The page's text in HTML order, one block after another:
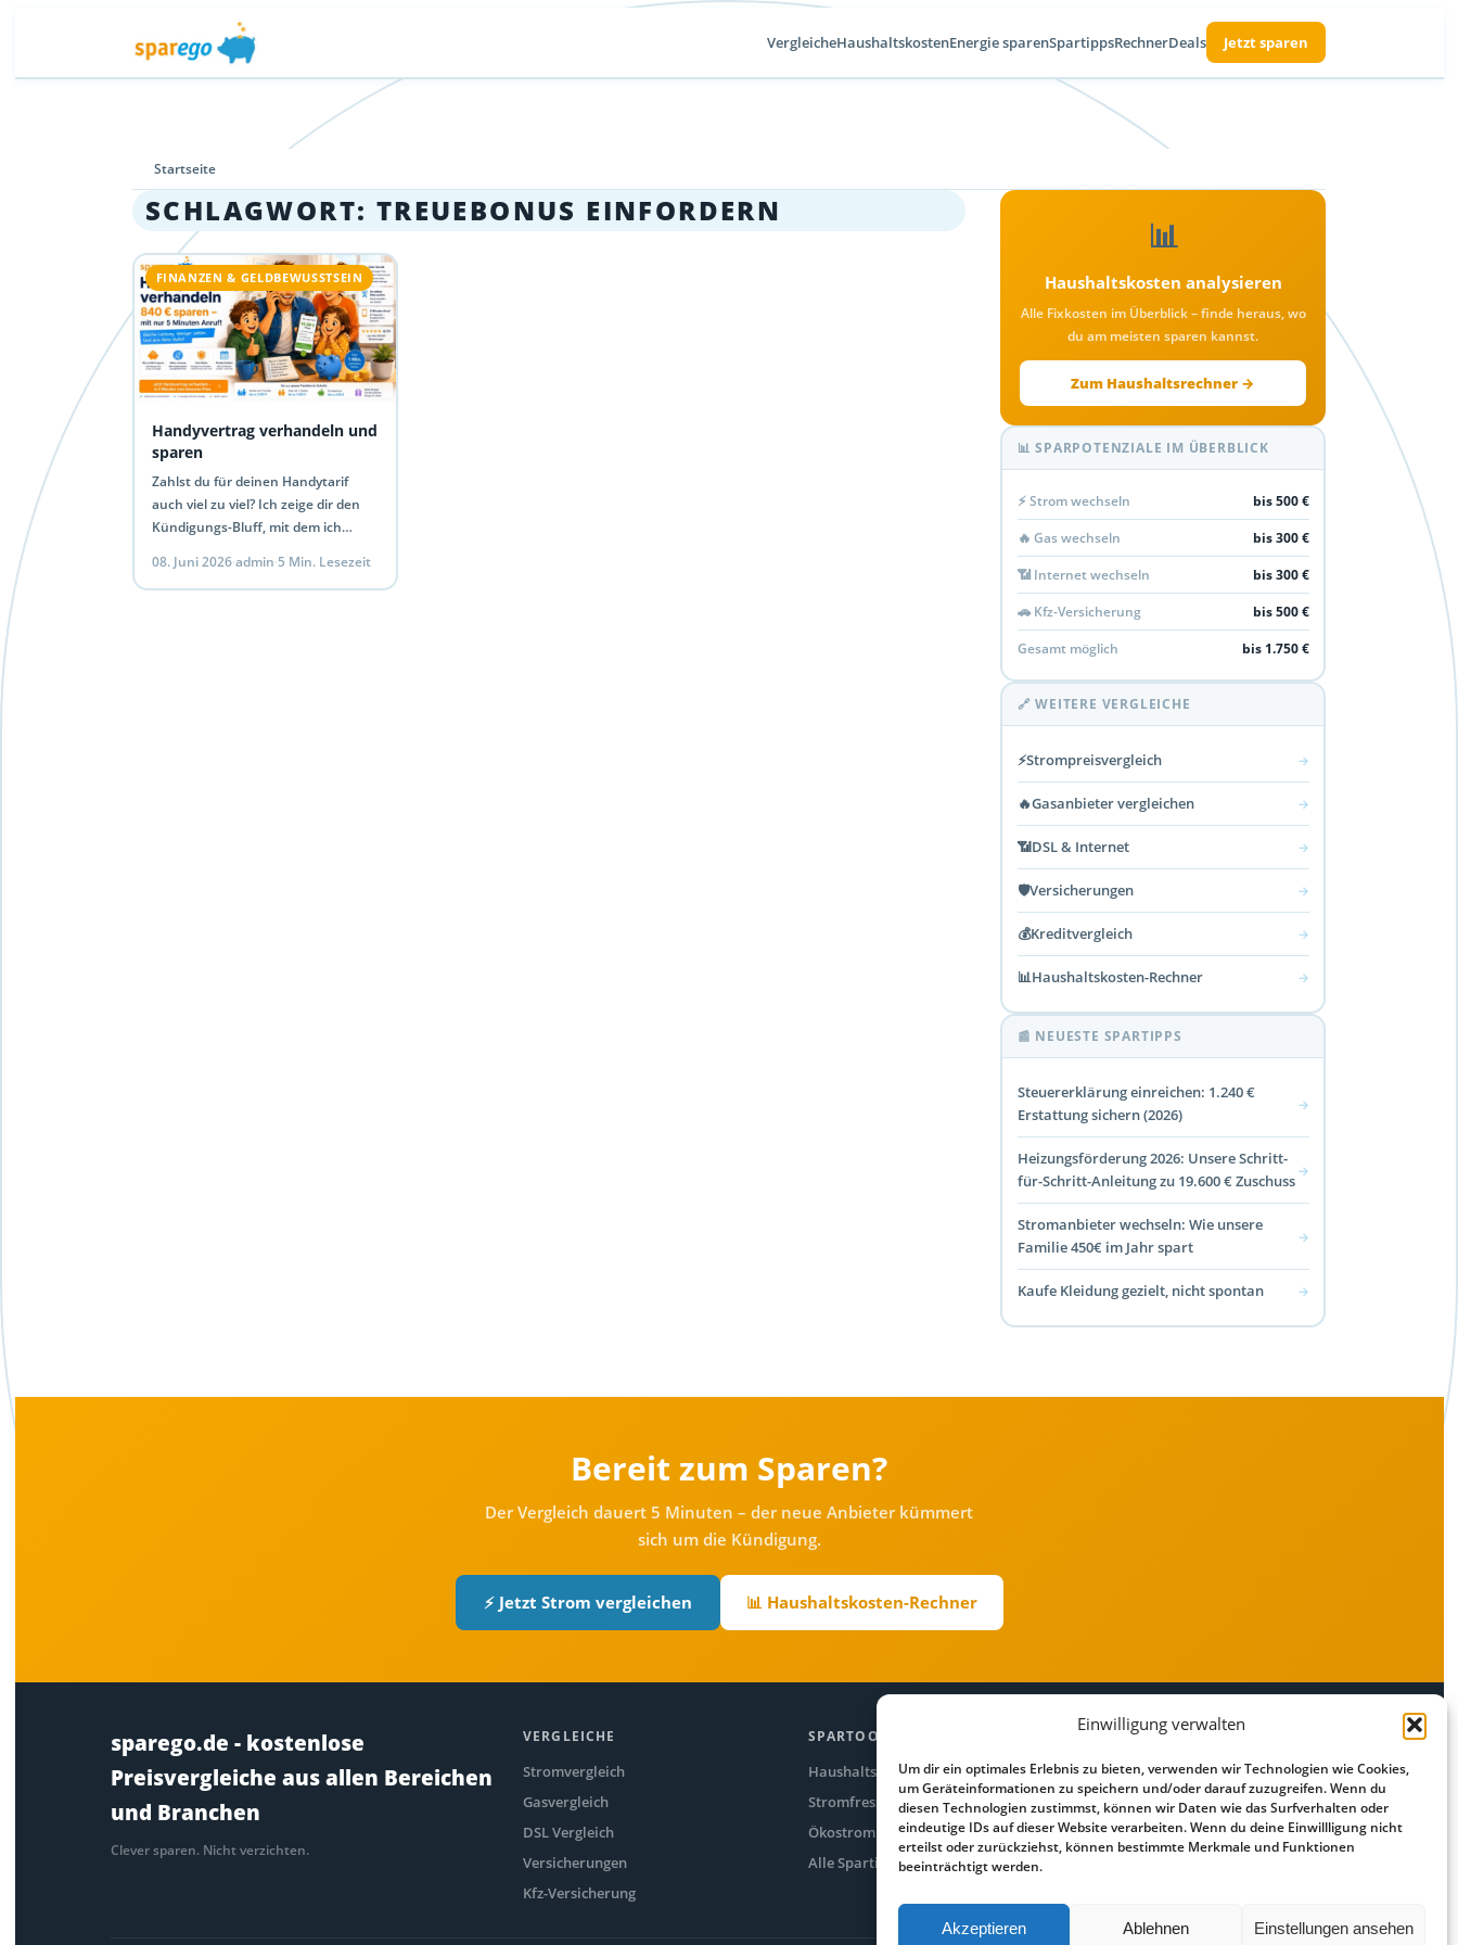
Einwilligung verwalten
Um dir ein optimales Erlebnis zu bieten, verwenden wir Technologien wie Cookies,
um Geräteinformationen zu speichern und/oder darauf zuzugreifen. Wenn du
diesen Technologien zustimmst, können wir Daten wie das Surfverhalten oder
eindeutige IDs auf dieser Website verarbeiten. Wenn du deine Einwillligung nicht
erteilst oder zurückziehst, können bestimmte Merkmale und Funktionen
beeinträchtigt werden.
Akzeptieren Ablehnen Einstellungen ansehen
VergleicheHaushaltskostenEnergie sparenSpartippsRechnerDeals Jetzt sparen
Startseite
SCHLAGWORT: TREUEBONUS EINFORDERN
FINANZEN & GELDBEWUSSTSEIN
Handyvertrag verhandeln und
sparen
Zahlst du für deinen Handytarif
auch viel zu viel? Ich zeige dir den
Kündigungs-Bluff, mit dem ich
Monat gedrückt habe.
08. Juni 2026·admin·5 Min. Lesezeit
📊
Haushaltskosten analysieren
Alle Fixkosten im Überblick – finde heraus, wo
du am meisten sparen kannst.
Zum Haushaltsrechner →
📊 SPARPOTENZIALE IM ÜBERBLICK
⚡ Strom wechseln
bis 500 €
🔥 Gas wechseln
bis 300 €
📶 Internet wechseln
bis 300 €
🚗 Kfz-Versicherung
bis 500 €
Gesamt möglich
bis 1.750 €
🔗 WEITERE VERGLEICHE
⚡Strompreisvergleich →
🔥Gasanbieter vergleichen →
📶DSL & Internet →
🛡️Versicherungen →
💰Kreditvergleich →
📊Haushaltskosten-Rechner →
📰 NEUESTE SPARTIPPS
Steuererklärung einreichen: 1.240 €
Erstattung sichern (2026)
→
Heizungsförderung 2026: Unsere Schritt-
für-Schritt-Anleitung zu 19.600 € Zuschuss
→
Stromanbieter wechseln: Wie unsere
Familie 450€ im Jahr spart
→
Kaufe Kleidung gezielt, nicht spontan →
Bereit zum Sparen?
Der Vergleich dauert 5 Minuten – der neue Anbieter kümmert
sich um die Kündigung.
⚡ Jetzt Strom vergleichen 📊 Haushaltskosten-Rechner
sparego.de - kostenlose
Preisvergleiche aus allen Bereichen
und Branchen
Clever sparen. Nicht verzichten.
VERGLEICHE
Stromvergleich
Gasvergleich
DSL Vergleich
Versicherungen
Kfz-Versicherung
SPARTOOLS
Haushaltskosten-Rechner
Stromfresser-Rechner
Ökostrom Vergleich
Alle Spartipps
RECHTLICHES
Impressum
Datenschutz
Cookie-Richtlinie